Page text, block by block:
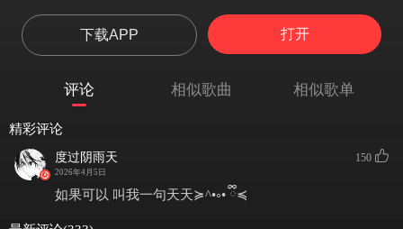
转眼四季又过去了冬
再也没有你陪我会疯
一个人挺好有时会蒙
迷幻中
彼此的冷热总是在堆叠
下载APP 打开
评论 相似歌曲 相似歌单
精彩评论
度过阴雨天
2026年4月5日
150
如果可以 叫我一句天天≽^•༚• ྀི≼